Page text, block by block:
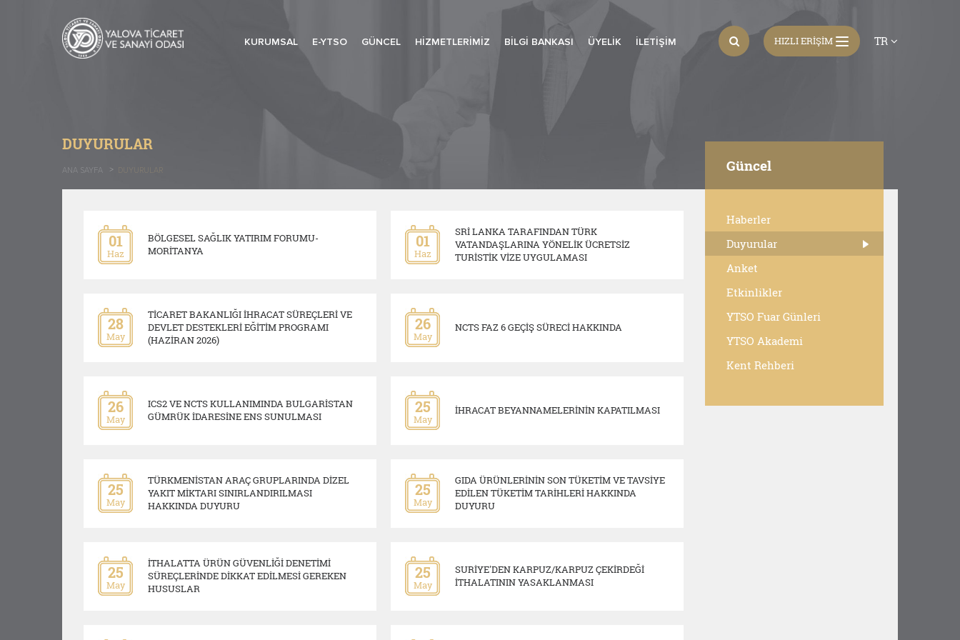
KURUMSAL E-YTSO GÜNCEL HIZMETLERIMIZ BILGI BANKASI ÜYELIK İLETIŞIM TR
HIZLI ERİŞİM
DUYURULAR
ANA SAYFA DUYURULAR
01
Haz
BÖLGESEL SAĞLIK YATIRIM FORUMU-
MORİTANYA
01
Haz
SRİ LANKA TARAFINDAN TÜRK
VATANDAŞLARINA YÖNELİK ÜCRETSİZ
TURİSTİK VİZE UYGULAMASI
28
May
TİCARET BAKANLIĞI İHRACAT SÜREÇLERİ VE
DEVLET DESTEKLERİ EĞİTİM PROGRAMI
(HAZİRAN 2026)
26
May
NCTS FAZ 6 GEÇİŞ SÜRECİ HAKKINDA
26
May
ICS2 VE NCTS KULLANIMINDA BULGARİSTAN
GÜMRÜK İDARESİNE ENS SUNULMASI
25
May
İHRACAT BEYANNAMELERİNİN KAPATILMASI
25
May
TÜRKMENİSTAN ARAÇ GRUPLARINDA DİZEL
YAKIT MİKTARI SINIRLANDIRILMASI
HAKKINDA DUYURU
25
May
GIDA ÜRÜNLERİNİN SON TÜKETİM VE TAVSİYE
EDİLEN TÜKETİM TARİHLERİ HAKKINDA
DUYURU
25
May
İTHALATTA ÜRÜN GÜVENLİĞİ DENETİMİ
SÜREÇLERİNDE DİKKAT EDİLMESİ GEREKEN
HUSUSLAR
25
May
SURİYE'DEN KARPUZ/KARPUZ ÇEKİRDEĞİ
İTHALATININ YASAKLANMASI
Güncel
Haberler
Duyurular
Anket
Etkinlikler
YTSO Fuar Günleri
YTSO Akademi
Kent Rehberi